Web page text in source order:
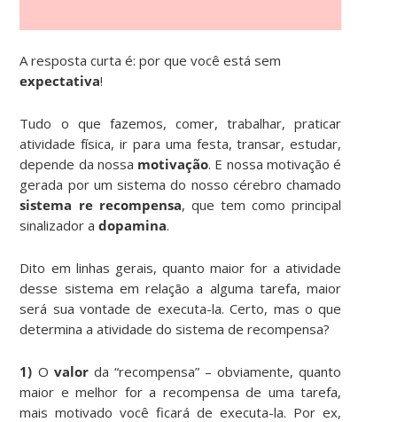
A resposta curta é: por que você está sem
expectativa!
Tudo o que fazemos, comer, trabalhar, praticar
atividade física, ir para uma festa, transar, estudar,
depende da nossa motivação. E nossa motivação é
gerada por um sistema do nosso cérebro chamado
sistema re recompensa, que tem como principal
sinalizador adopamina.
Dito em linhas gerais, quanto maior for a atividade
desse sistema em relação a alguma tarefa, maior
será sua vontade de executa-la. Certo, mas o que
determina a atividade do sistema de recompensa?
1) O valorda “recompensa” – obviamente, quanto
maior e melhor for a recompensa de uma tarefa,
mais motivado você ficará de executa-la. Por ex,